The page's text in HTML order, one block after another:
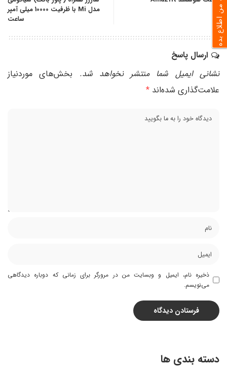
مدل Mi با ظرفیت 10000 میلی آمپر
ساعت
ارسال پاسخ
نشانی ایمیل شما منتشر نخواهد شد.
بخش‌های موردنیاز
علامت‌گذاری شده‌اند *
ذخیره نام، ایمیل و وبسایت من در مرورگر برای زمانی که دوباره دیدگاهی
می‌نویسم.
دسته بندی ها
به من اطلاع بده